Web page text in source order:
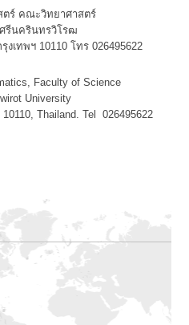
ร์ คณะวิทยาศาสตร์
รีนครินทรวิโรฒ
เทพฯ 10110 โทร 026495622
Faculty of Science
University
Thailand. Tel 026495622